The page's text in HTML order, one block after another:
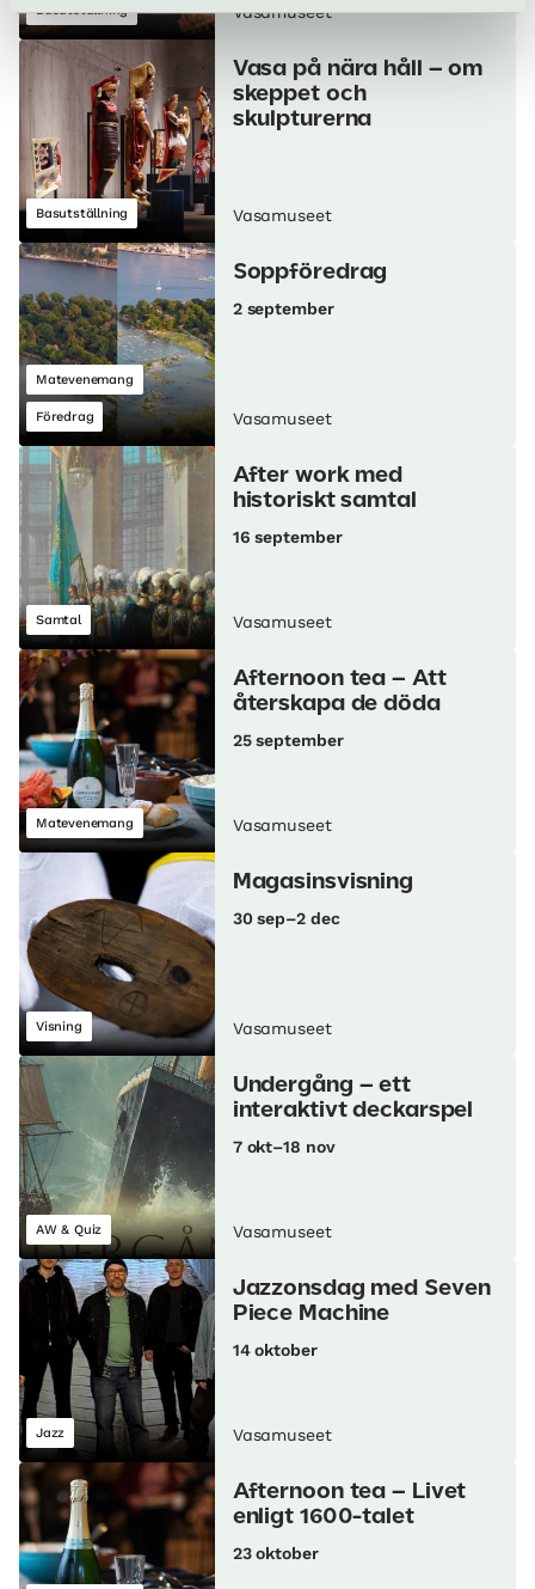
Basutställning Vasamuseet
Basutställning
Vasa på nära håll – om
skeppet och
skulpturerna
Vasamuseet
Matevenemang
Föredrag
Soppföredrag
2 september
Vasamuseet
Samtal
After work med
historiskt samtal
16 september
Vasamuseet
Matevenemang
Afternoon tea – Att
återskapa de döda
25 september
Vasamuseet
Visning
Magasinsvisning
30 sep–2 dec
Vasamuseet
AW & Quiz
Undergång – ett
interaktivt deckarspel
7 okt–18 nov
Vasamuseet
Jazz
Jazzonsdag med Seven
Piece Machine
14 oktober
Vasamuseet
Afternoon tea – Livet
enligt 1600-talet
23 oktober